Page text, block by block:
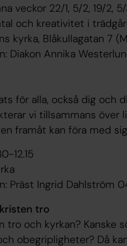
veckor 22/1, 5/2, 19/2,
och kreativitet i
kyrka, Blåkullagatan 7
Diakon Annika
för alla, också dig och
vi tillsammans
framåt kan föra med
12.15
Präst Ingrid Dahlström
tro
tro och kyrkan? Kanske
obegripligheter? Då